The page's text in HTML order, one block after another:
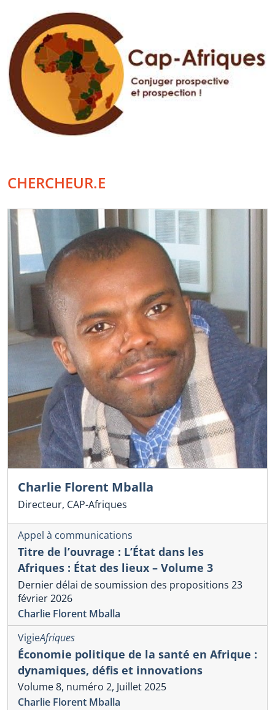
CHERCHEUR.E
Charlie Florent Mballa
Directeur, CAP-Afriques
Appel à communications
Titre de l’ouvrage : L’État dans les
Afriques : État des lieux – Volume 3
Dernier délai de soumission des propositions 23
février 2026
Charlie Florent Mballa
VigieAfriques
Économie politique de la santé en Afrique :
dynamiques, défis et innovations
Volume 8, numéro 2, Juillet 2025
Charlie Florent Mballa